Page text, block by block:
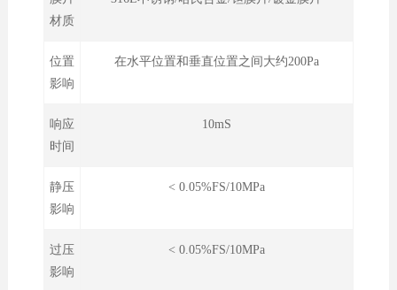
材质
位置
影响
在水平位置和垂直位置之间大约200Pa
响应
时间
10mS
静压
影响
< 0.05%FS/10MPa
过压
影响
< 0.05%FS/10MPa